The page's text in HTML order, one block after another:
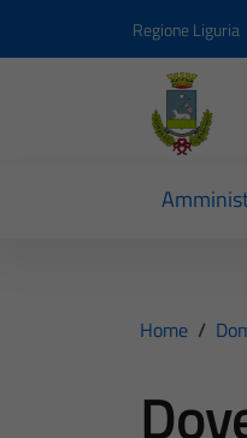
Regione Liguria
Home /